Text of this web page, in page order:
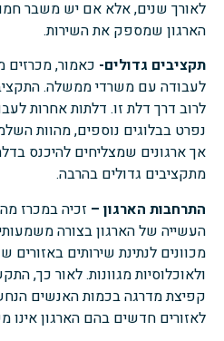
לאורך שנים, אלא אם יש משבר
הארגון שמספק את השירות.
תקציבים גדולים- כאמור, מכרזים
לעבודה עם משרדי ממשלה.
לרוב דרך דלת זו. דלתות אחרות
נפרט בבלוגים נוספים, מהוות
אך ארגונים שמצליחים להיכנס
מתקציבים גדולים בהרבה.
התרחבות הארגון – זכיה במכרז
העשייה של הארגון בצורה
מכוונים לנתינת שירותים באזורים
ולאוכלוסיות מגוונות. לאור כך,
קפיצת מדרגה בכמות האנשים
לאזורים חדשים בהם הארגון אינו